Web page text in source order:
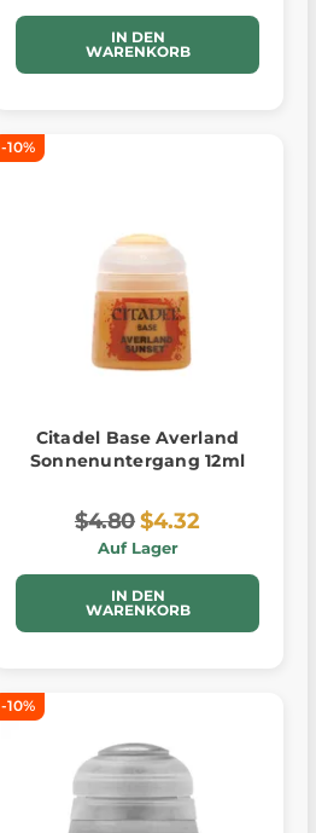
IN DEN
WARENKORB
-10%
Citadel Base Averland
Sonnenuntergang 12ml
$4.80$4.32
Auf Lager
IN DEN
WARENKORB
-10%